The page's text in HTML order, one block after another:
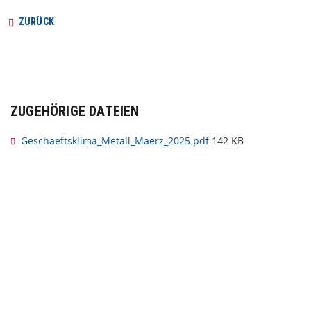
ZURÜCK
ZUGEHÖRIGE DATEIEN
Geschaeftsklima_Metall_Maerz_2025.pdf142 KB